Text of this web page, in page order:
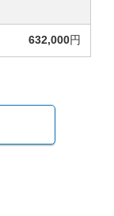
632,000円